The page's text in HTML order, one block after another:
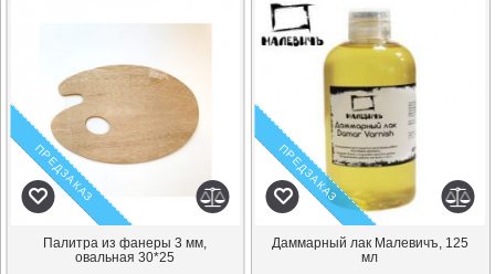
ПРЕДЗАКАЗ
Палитра из фанеры 3 мм,
овальная 30*25
ПРЕДЗАКАЗ
Даммарный лак Малевичъ, 125
мл